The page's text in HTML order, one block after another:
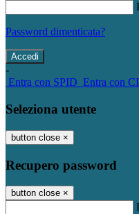
Password dimenticata?
-
Entra con SPID Entra con
Seleziona utente
button close ×
Recupero password
button close ×